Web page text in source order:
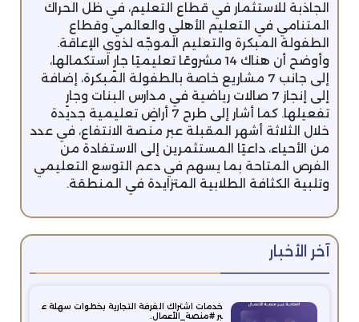
الجاذبة للاستثمار في قطاع التعليم، في ظل الحراك
المتنامي في التعليم الأهلي والعالمي وقطاع
الطفولة المبكرة والتعليم الموجّه لذوي الإعاقة.
وأوضح أن هناك 14 مشروعًا تعليميًا جارٍ استكمالها،
إلى جانب 7 مشاريع خاصة بالطفولة المبكرة، إضافة
إلى إنجاز 7 صالات رياضية في مدارس البنات وجارٍ
تفعيلها. كما أشار إلى طرح 7 أراضٍ تعليمية جديدة
خلال الثلاثة أشهر المقبلة عبر منصة الانتفاع، في عدد
من الأحياء، داعيًا المستثمرين إلى الاستفادة من
الفرص المتاحة بما يسهم في دعم التوسع التعليمي
وتلبية الكثافة الطلابية المتزايدة في المنطقة.
آخر الأخبار
خدمات اشتراك الغرفة التجارية بخطوات سهلة ع
بر #منصة_الأعمال.